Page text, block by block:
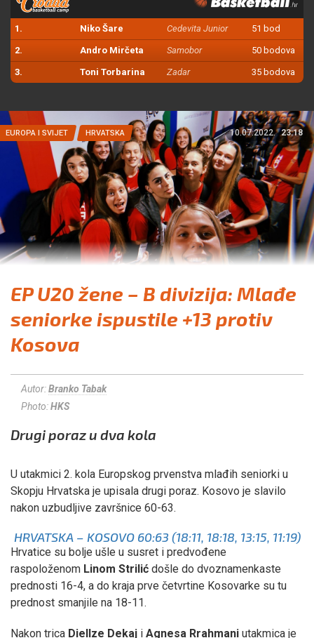
1. Niko Šare Cedevita Junior 51 bod
2. Andro Mirčeta Samobor 50 bodova
3. Toni Torbarina Zadar 35 bodova
EUROPA I SVIJET HRVATSKA 10.07.2022. 23:18
EP U20 žene – B divizija: Mlađe
seniorke ispustile +13 protiv
Kosova
Autor:Branko Tabak
Photo:HKS
Drugi poraz u dva kola
U utakmici 2. kola Europskog prvenstva mlađih seniorki u
Skopju Hrvatska je upisala drugi poraz. Kosovo je slavilo
nakon uzbudljive završnice 60-63.
HRVATSKA – KOSOVO 60:63 (18:11, 18:18, 13:15, 11:19)
Hrvatice su bolje ušle u susret i predvođene
raspoloženom Linom Strilić došle do dvoznamenkaste
prednosti 16-4, a do kraja prve četvrtine Kosovarke su tu
prednost smanjile na 18-11.
Nakon trica Diellze Dekaj i Agnesa Rrahmani utakmica je